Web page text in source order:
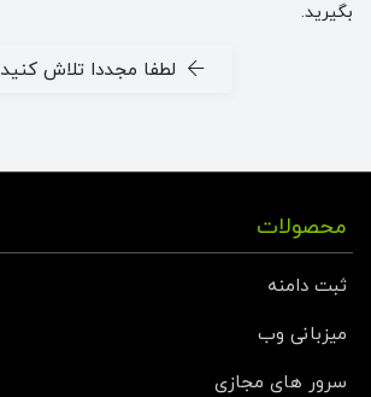
بگیرید.
لطفا مجددا تلاش کنید
محصولات
ثبت دامنه
میزبانی وب
سرور های مجازی